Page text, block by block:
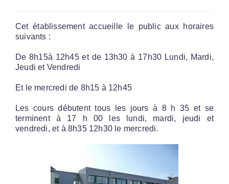
Cet établissement accueille le public aux horaires
suivants :
De 8h15à 12h45 et de 13h30 à 17h30 Lundi, Mardi,
Jeudi et Vendredi
Et le mercredi de 8h15 à 12h45
Les cours débutent tous les jours à 8 h 35 et se
terminent à 17 h 00 les lundi, mardi, jeudi et
vendredi, et à 8h35 12h30 le mercredi.